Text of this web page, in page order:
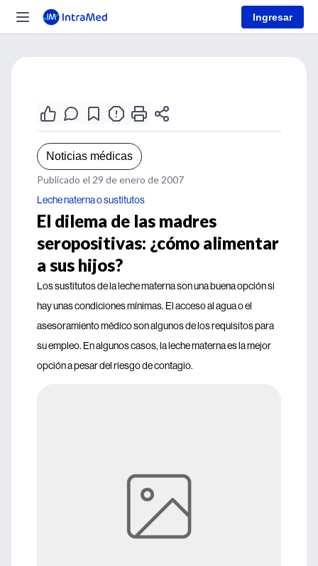
Ingresar
Noticias médicas
Publicado el 29 de enero de 2007
Leche naterna o sustitutos
El dilema de las madres
seropositivas: ¿cómo alimentar
a sus hijos?
Los sustitutos de la leche materna son una buena opción si
hay unas condiciones mínimas. El acceso al agua o el
asesoramiento médico son algunos de los requisitos para
su empleo. En algunos casos, la leche materna es la mejor
opción a pesar del riesgo de contagio.